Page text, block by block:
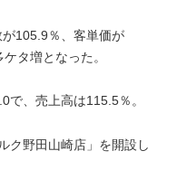
105.9％、客単価が
タ増となった。
で、売上高は115.5％。
ク野田山崎店」を開設し